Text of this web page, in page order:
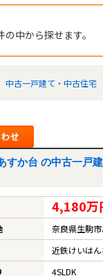
の中から探せます。
中古一戸建て・中古住宅
か台 の中古一戸
4,180万
奈良県生駒
近鉄けいは
4SLDK